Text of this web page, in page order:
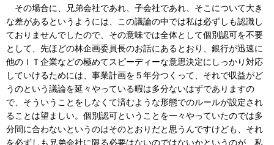
その場合に、兄弟会社であれ、子会社であれ、そこについて大き
な差があるというようには、この議論の中では私は必ずしも認識し
ておりませんでしたので、その意味では全体として個別認可を不要
として、先ほどの林企画委員長のお話にあるとおり、銀行が迅速に
他のＩＴ企業などの極めてスピーディーな意思決定にしっかり対応
していけるためには、事業計画を５年分つくって、それで収益がど
うのという議論を延々やっている暇は多分ないはずでありますの
で、そういうことをしなくて済むような形態でのルールが設定され
ることは望ましい。個別認可ということを一々やっていたのでは多
分間に合わないというのはそのとおりだと思うんですけども、それ
を必ずしも兄弟会社に限る必要はないのではないかというのが、私